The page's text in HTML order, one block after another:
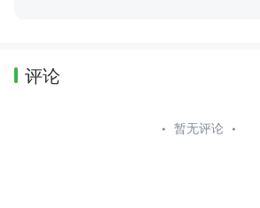
评论
暂无评论